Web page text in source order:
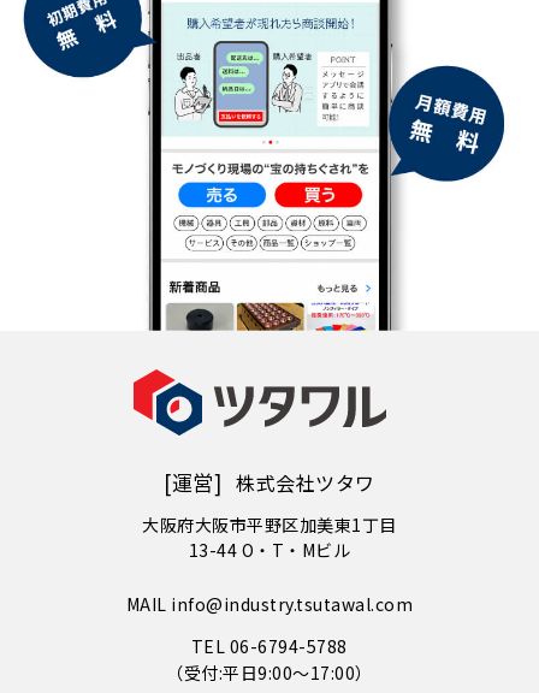
[運営] 株式会社ツタワ
大阪府大阪市平野区加美東1丁目
13-44 O・T・Mビル
MAIL info@industry.tsutawal.com
TEL 06-6794-5788
（受付:平日9:00〜17:00）